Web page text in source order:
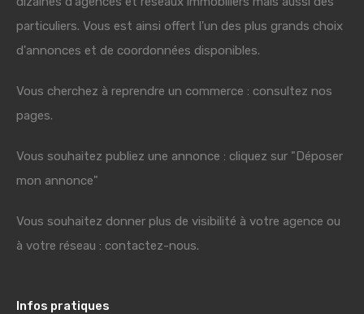
particuliers. Vous est ainsi offert l'un des plus grands choix
d'annonces et de coordonnées disponibles.
Vous cherchez à reprendre un commerce : consultez nos
pages.
Vous souhaitez publiez une annonce : cliquez sur "Déposer
mon annonce"
Vous souhaitez donner plus de visibilité à votre agence ou
à votre réseau : contactez-nous.
Infos pratiques